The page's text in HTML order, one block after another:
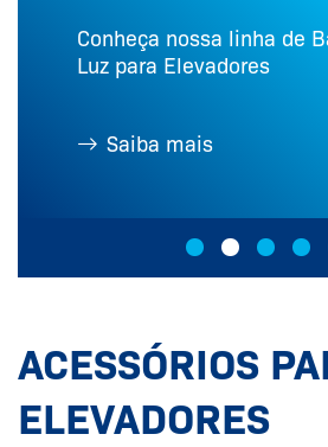
Conheça nossa linha de
Luz para Elevadores
Saiba mais
ACESSÓRIOS
ELEVADORES